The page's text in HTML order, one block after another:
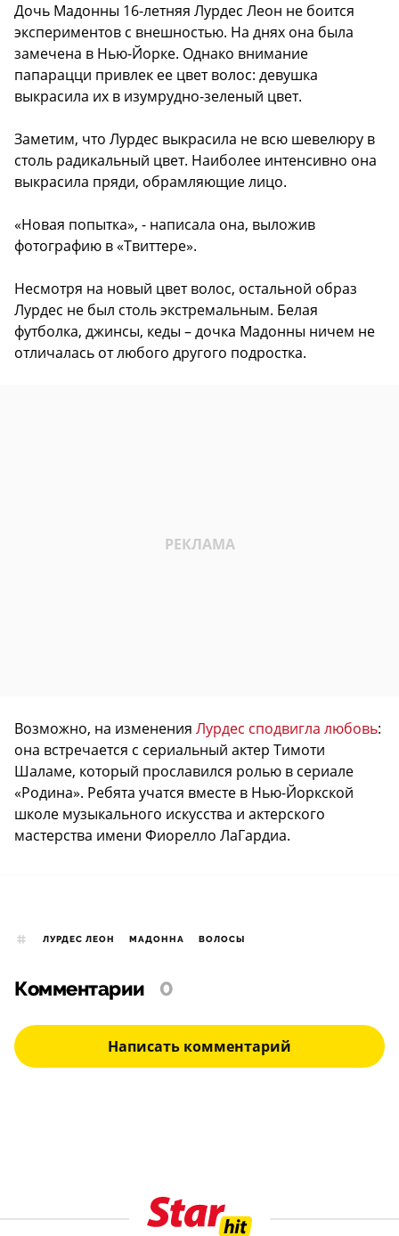
Дочь Мадонны 16-летняя Лурдес Леон не боится
экспериментов с внешностью. На днях она была
замечена в Нью-Йорке. Однако внимание
папарацци привлек ее цвет волос: девушка
выкрасила их в изумрудно-зеленый цвет.
Заметим, что Лурдес выкрасила не всю шевелюру в
столь радикальный цвет. Наиболее интенсивно она
выкрасила пряди, обрамляющие лицо.
«Новая попытка», - написала она, выложив
фотографию в «Твиттере».
Несмотря на новый цвет волос, остальной образ
Лурдес не был столь экстремальным. Белая
футболка, джинсы, кеды – дочка Мадонны ничем не
отличалась от любого другого подростка.
Возможно, на изменения Лурдес сподвигла любовь:
она встречается с сериальный актер Тимоти
Шаламе, который прославился ролью в сериале
«Родина». Ребята учатся вместе в Нью-Йоркской
школе музыкального искусства и актерского
мастерства имени Фиорелло ЛаГардиа.
ЛУРДЕС ЛЕОН МАДОННА ВОЛОСЫ
Комментарии 0
Написать комментарий